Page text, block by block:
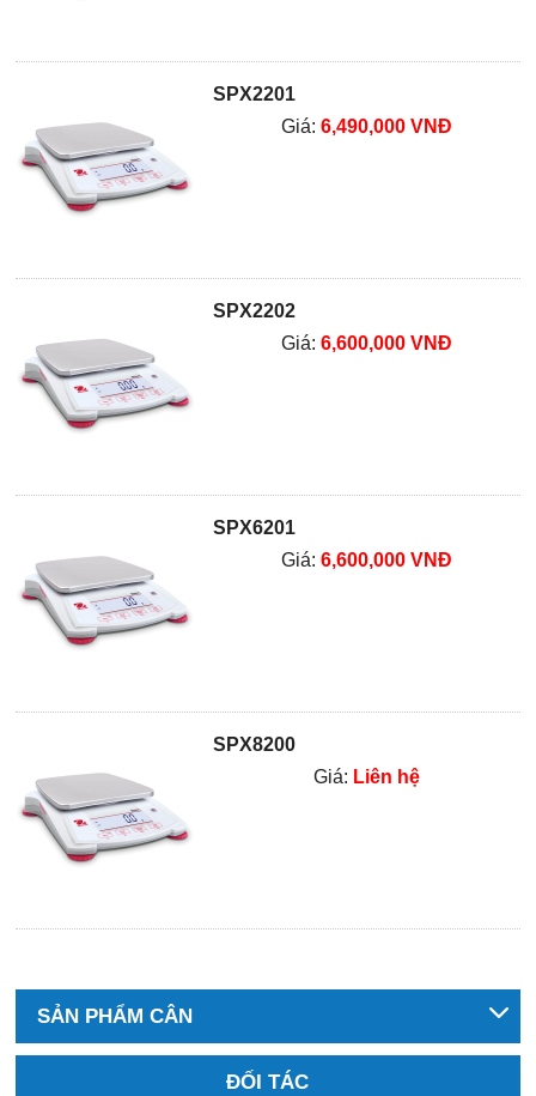
SPX2201
Giá: 6,490,000 VNĐ
SPX2202
Giá: 6,600,000 VNĐ
SPX6201
Giá: 6,600,000 VNĐ
SPX8200
Giá: Liên hệ
SẢN PHẨM CÂN
ĐỐI TÁC